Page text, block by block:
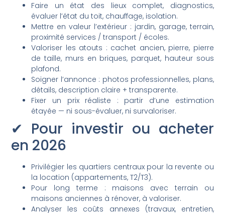
Faire un état des lieux complet, diagnostics,
évaluer l’état du toit, chauffage, isolation.
Mettre en valeur l’extérieur : jardin, garage, terrain,
proximité services / transport / écoles.
Valoriser les atouts : cachet ancien, pierre, pierre
de taille, murs en briques, parquet, hauteur sous
plafond.
Soigner l’annonce : photos professionnelles, plans,
détails, description claire + transparente.
Fixer un prix réaliste : partir d’une estimation
étayée — ni sous-évaluer, ni survaloriser.
✔ Pour investir ou acheter
en 2026
Privilégier les quartiers centraux pour la revente ou
la location (appartements, T2/T3).
Pour long terme : maisons avec terrain ou
maisons anciennes à rénover, à valoriser.
Analyser les coûts annexes (travaux, entretien,